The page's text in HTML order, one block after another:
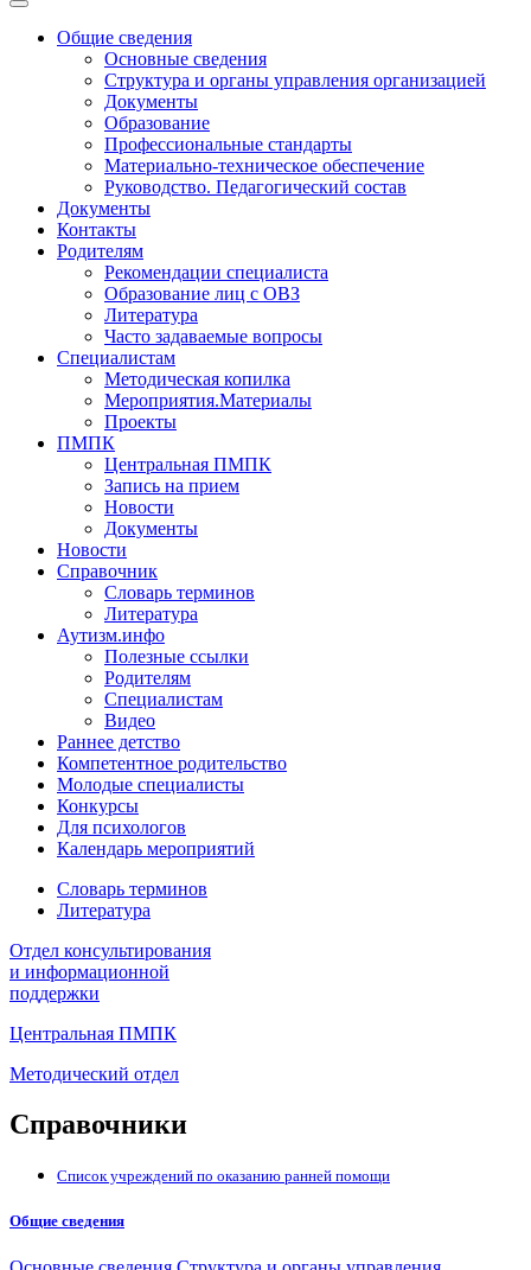
Toggle
navigationОбщие сведения
Основные сведения
Структура и органы управления организацией
Документы
Образование
Профессиональные стандарты
Материально-техническое обеспечение
Руководство. Педагогический состав
Документы
Контакты
Родителям
Рекомендации специалиста
Образование лиц с ОВЗ
Литература
Часто задаваемые вопросы
Специалистам
Методическая копилка
Мероприятия.Материалы
Проекты
ПМПК
Центральная ПМПК
Запись на прием
Новости
Документы
Новости
Справочник
Словарь терминов
Литература
Аутизм.инфо
Полезные ссылки
Родителям
Специалистам
Видео
Раннее детство
Компетентное родительство
Молодые специалисты
Конкурсы
Для психологов
Календарь мероприятий
Словарь терминов
Литература
Отдел консультирования
и информационной
поддержки
Центральная ПМПК
Методический отдел
Справочники
Список учреждений по оказанию ранней помощи
Общие сведения